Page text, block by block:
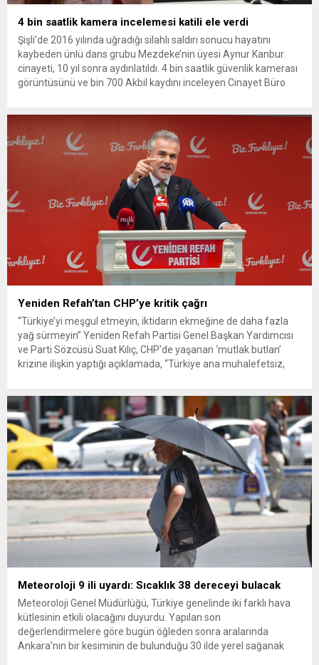
4 bin saatlik kamera incelemesi katili ele verdi
Şişli’de 2016 yılında uğradığı silahlı saldırı sonucu hayatını
kaybeden ünlü dans grubu Mezdeke’nin üyesi Aynur Kanbur
cinayeti, 10 yıl sonra aydınlatıldı. 4 bin saatlik güvenlik kamerası
görüntüsünü ve bin 700 Akbil kaydını inceleyen Cinayet Büro
Yeniden Refah’tan CHP’ye kritik çağrı
“Türkiye’yi meşgul etmeyin, iktidarın ekmeğine de daha fazla
yağ sürmeyin” Yeniden Refah Partisi Genel Başkan Yardımcısı
ve Parti Sözcüsü Suat Kılıç, CHP’de yaşanan ‘mutlak butlan’
krizine ilişkin yaptığı açıklamada, “Türkiye ana muhalefetsiz,
olun. Türkiye’yi...
Meteoroloji 9 ili uyardı: Sıcaklık 38 dereceyi bulacak
Meteoroloji Genel Müdürlüğü, Türkiye genelinde iki farklı hava
kütlesinin etkili olacağını duyurdu. Yapılan son
değerlendirmelere göre bugün öğleden sonra aralarında
Ankara’nın bir kesiminin de bulunduğu 30 ilde yerel sağanak